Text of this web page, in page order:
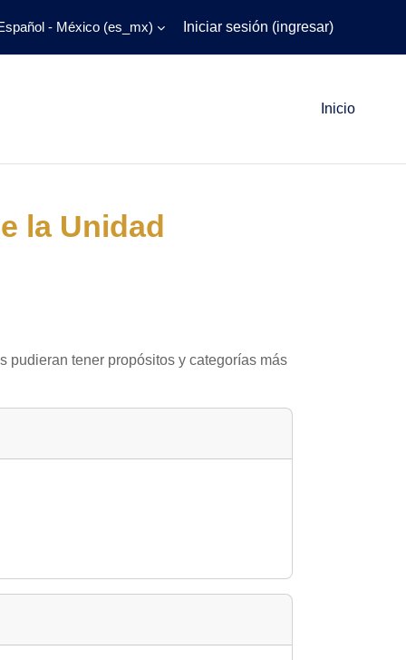
- México ‎(es_mx)‎ Iniciar sesión (ingresar)
Inicio
la Unidad
pudieran tener propósitos y categorías más